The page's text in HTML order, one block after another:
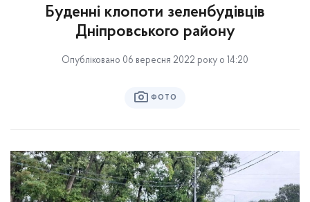
Буденні клопоти зеленбудівців
Дніпровського району
Опубліковано 06 вересня 2022 року о 14:20
ФОТО